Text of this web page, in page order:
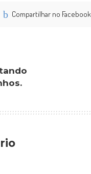
Compartilhar no Facebook